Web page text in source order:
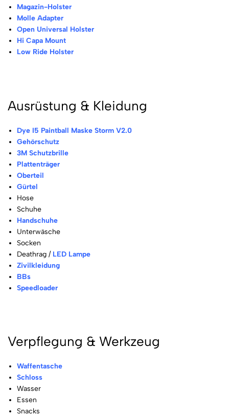
Magazin-Holster
Molle Adapter
Open Universal Holster
Hi Capa Mount
Low Ride Holster
Ausrüstung & Kleidung
Dye I5 Paintball Maske Storm V2.0
Gehörschutz
3M Schutzbrille
Plattenträger
Oberteil
Gürtel
Hose
Schuhe
Handschuhe
Unterwäsche
Socken
Deathrag / LED Lampe
Zivilkleidung
BBs
Speedloader
Verpflegung & Werkzeug
Waffentasche
Schloss
Wasser
Essen
Snacks